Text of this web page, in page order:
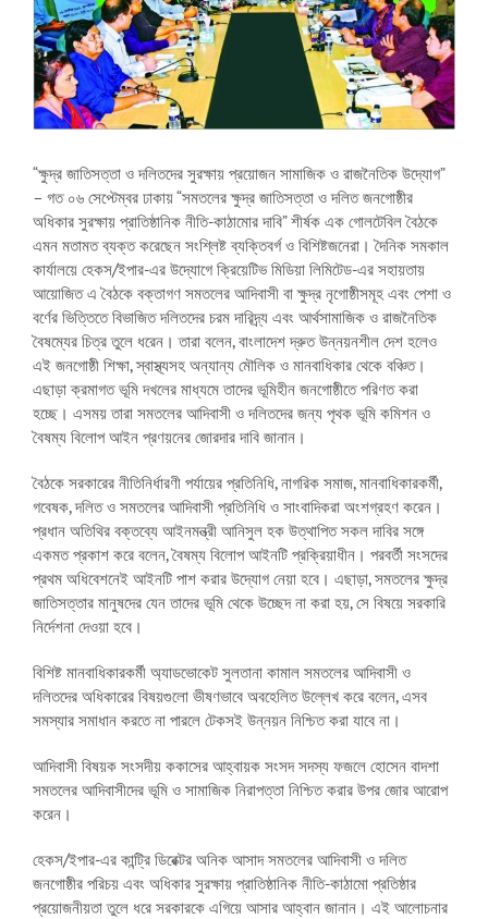
“ক্ষুদ্র জাতিসত্তা ও দলিতদের সুরক্ষায় প্রয়োজন সামাজিক ও রাজনৈতিক উদ্যোগ”
– গত ০৬ সেপ্টেম্বর ঢাকায় “সমতলের ক্ষুদ্র জাতিসত্তা ও দলিত জনগোষ্ঠীর
অধিকার সুরক্ষায় প্রাতিষ্ঠানিক নীতি-কাঠামোর দাবি” শীর্ষক এক গোলটেবিল বৈঠকে
এমন মতামত ব্যক্ত করেছেন সংশ্লিষ্ট ব্যক্তিবর্গ ও বিশিষ্টজনেরা। দৈনিক সমকাল
কার্যালয়ে হেকস/ইপার-এর উদ্যোগে ক্রিয়েটিভ মিডিয়া লিমিটেড-এর সহায়তায়
আয়োজিত এ বৈঠকে বক্তাগণ সমতলের আদিবাসী বা ক্ষুদ্র নৃগোষ্ঠীসমূহ এবং পেশা ও
বর্ণের ভিত্তিতে বিভাজিত দলিতদের চরম দারিদ্র্য এবং আর্থসামাজিক ও রাজনৈতিক
বৈষম্যের চিত্র তুলে ধরেন। তারা বলেন, বাংলাদেশ দ্রুত উন্নয়নশীল দেশ হলেও
এই জনগোষ্ঠী শিক্ষা, স্বাস্থ্যসহ অন্যান্য মৌলিক ও মানবাধিকার থেকে বঞ্চিত।
এছাড়া ক্রমাগত ভূমি দখলের মাধ্যমে তাদের ভূমিহীন জনগোষ্ঠীতে পরিণত করা
হচ্ছে। এসময় তারা সমতলের আদিবাসী ও দলিতদের জন্য পৃথক ভূমি কমিশন ও
বৈষম্য বিলোপ আইন প্রণয়নের জোরদার দাবি জানান।
বৈঠকে সরকারের নীতিনির্ধারণী পর্যায়ের প্রতিনিধি, নাগরিক সমাজ, মানবাধিকারকর্মী,
গবেষক, দলিত ও সমতলের আদিবাসী প্রতিনিধি ও সাংবাদিকরা অংশগ্রহণ করেন।
প্রধান অতিথির বক্তব্যে আইনমন্ত্রী আনিসুল হক উত্থাপিত সকল দাবির সঙ্গে
একমত প্রকাশ করে বলেন, বৈষম্য বিলোপ আইনটি প্রক্রিয়াধীন। পরবর্তী সংসদের
প্রথম অধিবেশনেই আইনটি পাশ করার উদ্যোগ নেয়া হবে। এছাড়া, সমতলের ক্ষুদ্র
জাতিসত্তার মানুষদের যেন তাদের ভূমি থেকে উচ্ছেদ না করা হয়, সে বিষয়ে সরকারি
নির্দেশনা দেওয়া হবে।
বিশিষ্ট মানবাধিকারকর্মী অ্যাডভোকেট সুলতানা কামাল সমতলের আদিবাসী ও
দলিতদের অধিকারের বিষয়গুলো ভীষণভাবে অবহেলিত উল্লেখ করে বলেন, এসব
সমস্যার সমাধান করতে না পারলে টেকসই উন্নয়ন নিশ্চিত করা যাবে না।
আদিবাসী বিষয়ক সংসদীয় ককাসের আহ্বায়ক সংসদ সদস্য ফজলে হোসেন বাদশা
সমতলের আদিবাসীদের ভূমি ও সামাজিক নিরাপত্তা নিশ্চিত করার উপর জোর আরোপ
করেন।
হেকস/ইপার-এর কান্ট্রি ডিরেক্টর অনিক আসাদ সমতলের আদিবাসী ও দলিত
জনগোষ্ঠীর পরিচয় এবং অধিকার সুরক্ষায় প্রাতিষ্ঠানিক নীতি-কাঠামো প্রতিষ্ঠার
প্রয়োজনীয়তা তুলে ধরে সরকারকে এগিয়ে আসার আহ্বান জানান। এই আলোচনার